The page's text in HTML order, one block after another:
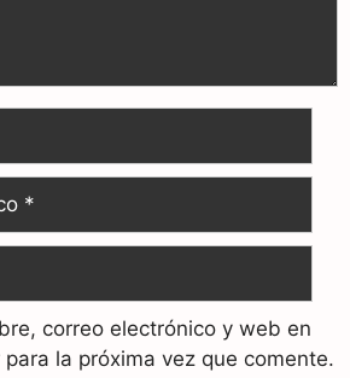
correo electrónico y web en
la próxima vez que comente.